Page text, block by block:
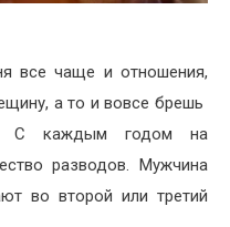
все чаще и отношения,
а то и вовсе брешь
С каждым годом на
разводов. Мужчина
во второй или третий